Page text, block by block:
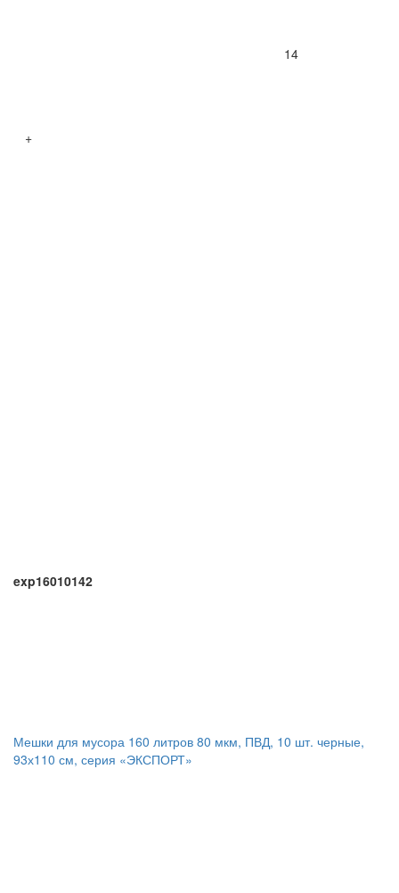
14
+
exp16010142
Мешки для мусора 160 литров 80 мкм, ПВД, 10 шт. черные,
93х110 см, серия «ЭКСПОРТ»